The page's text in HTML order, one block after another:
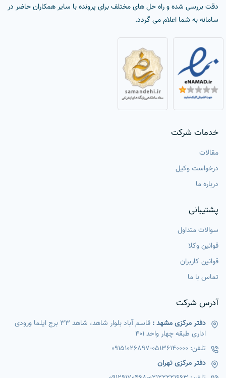
دقت بررسی شده و راه حل های مختلف برای پرونده با سایر همکاران حاضر در
سامانه به شما اعلام می گردد.
خدمات شرکت
مقالات
درخواست وکیل
درباره ما
پشتیبانی
سوالات متداول
قوانین وکلا
قوانین کاربران
تماس با ما
آدرس شرکت
دفتر مرکزی مشهد :
قاسم آباد بلوار شاهد، شاهد 33 برج ایلما ورودی
اداری طبقه چهار واحد 401
تلفن: 05136140000
-
09151026897
دفتر مرکزی تهران